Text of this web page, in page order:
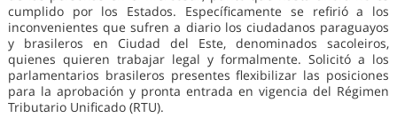
cumplido por los Estados. Específicamente se refirió a los
inconvenientes que sufren a diario los ciudadanos paraguayos
y brasileros en Ciudad del Este, denominados sacoleiros,
quienes quieren trabajar legal y formalmente. Solicitó a los
parlamentarios brasileros presentes flexibilizar las posiciones
para la aprobación y pronta entrada en vigencia del Régimen
Tributario Unificado (RTU).